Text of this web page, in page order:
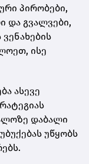
პირობები,
და გვალვები,
ისე
ასევე
დაბალი
უწყობს